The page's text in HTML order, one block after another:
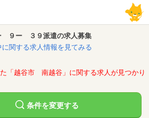
ー ３９派遣の求人募集
関する求人情報を見てみる
「越谷市 南越谷」に関する求人が見つかり
条件を変更する